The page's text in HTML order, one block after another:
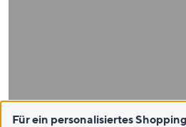
Für ein personalisiertes